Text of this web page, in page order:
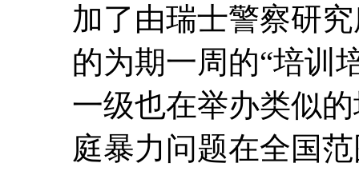
加了由瑞士警察研
的为期一周的“培训
一级也在举办类似
庭暴力问题在全国